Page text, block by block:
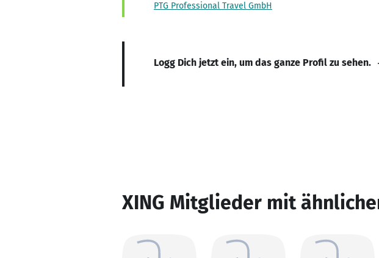
PTG Professional Travel GmbH
Logg Dich jetzt ein, um das ganze Profil zu sehen.
XING Mitglieder mit